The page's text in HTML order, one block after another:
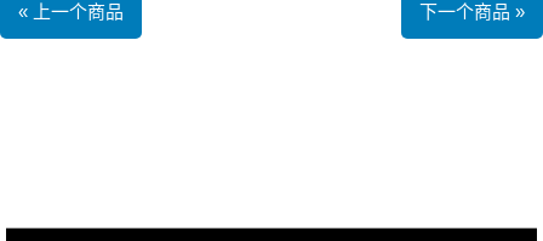
« 上一个商品 下一个商品 »